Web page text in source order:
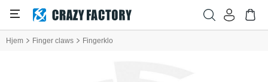
Hjem Finger claws Fingerklo